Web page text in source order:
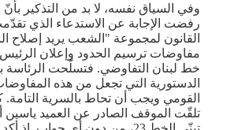
وفي السياق نفسه، لا بد من التذكير بأنّ
رفضت الإجابة عن الاستدعاء الذي
القانون لمجموعة "الشعب يريد
خط لبنان التفاوضي. فتسلّحت الرئاسة
الدستورية التي تجعل من هذه
القومي ويجب أن تحاط بالسرية التامة.
تلقّت الموقف الصادر عن العميد